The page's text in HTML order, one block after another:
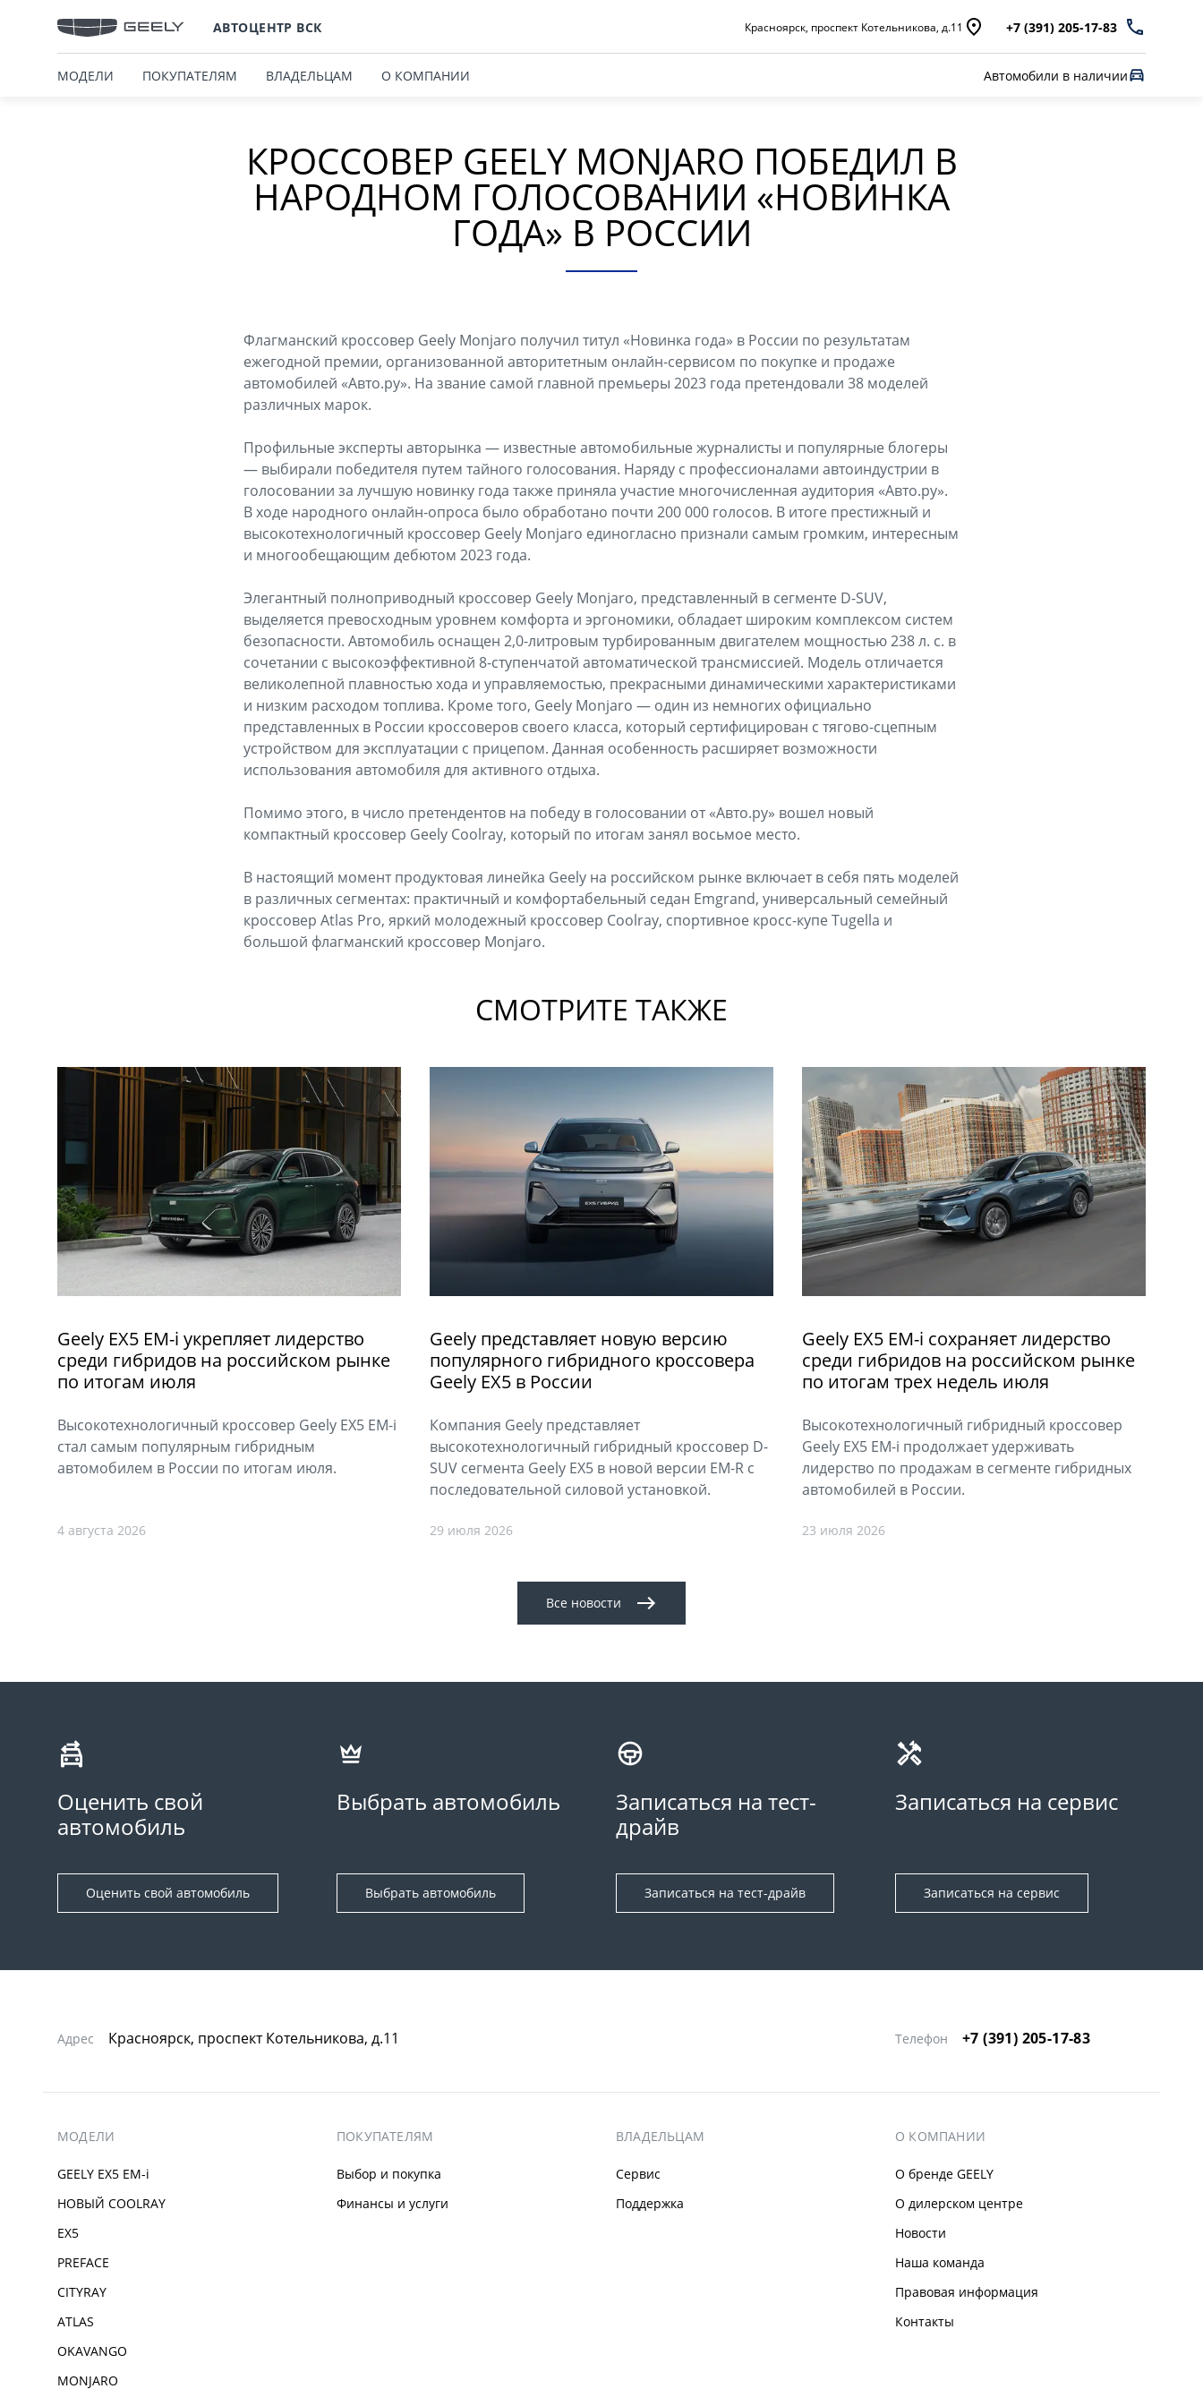
АВТОЦЕНТР ВСК Красноярск, проспект Котельникова, д.11 +7 (391) 205-17-83
МОДЕЛИ ПОКУПАТЕЛЯМ ВЛАДЕЛЬЦАМ О КОМПАНИИ Автомобили в наличии
КРОССОВЕР GEELY MONJARO ПОБЕДИЛ В
НАРОДНОМ ГОЛОСОВАНИИ «НОВИНКА
ГОДА» В РОССИИ
Флагманский кроссовер Geely Monjaro получил титул «Новинка года» в России по результатам
ежегодной премии, организованной авторитетным онлайн-сервисом по покупке и продаже
автомобилей «Авто.ру». На звание самой главной премьеры 2023 года претендовали 38 моделей
различных марок.
Профильные эксперты авторынка — известные автомобильные журналисты и популярные блогеры
— выбирали победителя путем тайного голосования. Наряду с профессионалами автоиндустрии в
голосовании за лучшую новинку года также приняла участие многочисленная аудитория «Авто.ру».
В ходе народного онлайн-опроса было обработано почти 200 000 голосов. В итоге престижный и
высокотехнологичный кроссовер Geely Monjaro единогласно признали самым громким, интересным
и многообещающим дебютом 2023 года.
Элегантный полноприводный кроссовер Geely Monjaro, представленный в сегменте D-SUV,
выделяется превосходным уровнем комфорта и эргономики, обладает широким комплексом систем
безопасности. Автомобиль оснащен 2,0-литровым турбированным двигателем мощностью 238 л. с. в
сочетании с высокоэффективной 8-ступенчатой автоматической трансмиссией. Модель отличается
великолепной плавностью хода и управляемостью, прекрасными динамическими характеристиками
и низким расходом топлива. Кроме того, Geely Monjaro — один из немногих официально
представленных в России кроссоверов своего класса, который сертифицирован с тягово-сцепным
устройством для эксплуатации с прицепом. Данная особенность расширяет возможности
использования автомобиля для активного отдыха.
Помимо этого, в число претендентов на победу в голосовании от «Авто.ру» вошел новый
компактный кроссовер Geely Coolray, который по итогам занял восьмое место.
В настоящий момент продуктовая линейка Geely на российском рынке включает в себя пять моделей
в различных сегментах: практичный и комфортабельный седан Emgrand, универсальный семейный
кроссовер Atlas Pro, яркий молодежный кроссовер Coolray, спортивное кросс-купе Tugella и
большой флагманский кроссовер Monjaro.
СМОТРИТЕ ТАКЖЕ
Geely EX5 EM-i укрепляет лидерство
среди гибридов на российском рынке
по итогам июля
Высокотехнологичный кроссовер Geely EX5 EM-i
стал самым популярным гибридным
автомобилем в России по итогам июля.
4 августа 2026
Geely представляет новую версию
популярного гибридного кроссовера
Geely EX5 в России
Компания Geely представляет
высокотехнологичный гибридный кроссовер D-
SUV сегмента Geely EX5 в новой версии EM-R с
последовательной силовой установкой.
29 июля 2026
Geely EX5 EM-i сохраняет лидерство
среди гибридов на российском рынке
по итогам трех недель июля
Высокотехнологичный гибридный кроссовер
Geely EX5 EM-i продолжает удерживать
лидерство по продажам в сегменте гибридных
автомобилей в России.
23 июля 2026
Все новости
Оценить свой
автомобиль
Оценить свой автомобиль
Выбрать автомобиль
Выбрать автомобиль
Записаться на тест-
драйв
Записаться на тест-драйв
Записаться на сервис
Записаться на сервис
Адрес Красноярск, проспект Котельникова, д.11 Телефон +7 (391) 205-17-83
МОДЕЛИ
GEELY EX5 EM-i
НОВЫЙ COOLRAY
EX5
PREFACE
CITYRAY
ATLAS
OKAVANGO
MONJARO
ПОКУПАТЕЛЯМ
Выбор и покупка
Финансы и услуги
ВЛАДЕЛЬЦАМ
Сервис
Поддержка
О КОМПАНИИ
О бренде GEELY
О дилерском центре
Новости
Наша команда
Правовая информация
Контакты